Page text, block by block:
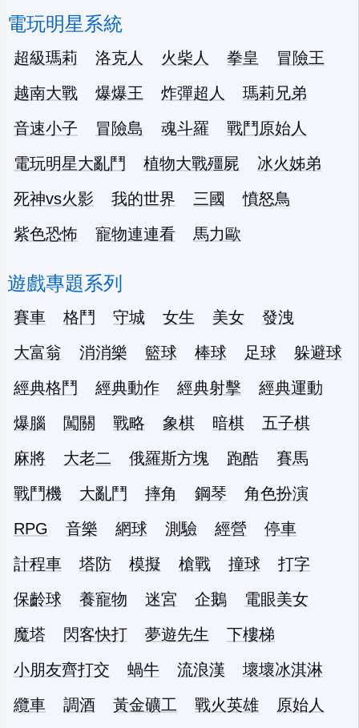
電玩明星系統
超級瑪莉 洛克人 火柴人 拳皇
冒險王
越南大戰
爆爆王 炸彈超人
瑪莉兄弟
音速小子
冒險島 魂斗羅
戰鬥原始人
電玩明星大亂鬥
植物大戰殭屍
冰火姊弟
死神vs火影
我的世界 三國
憤怒鳥
紫色恐怖
寵物連連看 馬力歐
遊戲專題系列
賽車 格鬥 守城 女生 美女
發洩
大富翁
消消樂 籃球 棒球 足球
躲避球
經典格鬥
經典動作 經典射擊
經典運動
爆腦
闖關 戰略 象棋 暗棋
五子棋
麻將
大老二 俄羅斯方塊 跑酷
賽馬
戰鬥機
大亂鬥 摔角 鋼琴
角色扮演
RPG
音樂 網球 測驗 經營
停車
計程車
塔防 模擬 槍戰 撞球
打字
保齡球
養寵物 迷宮 企鵝
電眼美女
魔塔
閃客快打 夢遊先生
下樓梯
小朋友齊打交
蝸牛 流浪漢
壞壞冰淇淋
纜車
調酒 黃金礦工 戰火英雄 原始人